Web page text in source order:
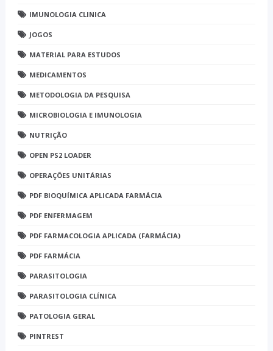
IMUNOLOGIA CLINICA
JOGOS
MATERIAL PARA ESTUDOS
MEDICAMENTOS
METODOLOGIA DA PESQUISA
MICROBIOLOGIA E IMUNOLOGIA
NUTRIÇÃO
OPEN PS2 LOADER
OPERAÇÕES UNITÁRIAS
PDF BIOQUÍMICA APLICADA FARMÁCIA
PDF ENFERMAGEM
PDF FARMACOLOGIA APLICADA (FARMÁCIA)
PDF FARMÁCIA
PARASITOLOGIA
PARASITOLOGIA CLÍNICA
PATOLOGIA GERAL
PINTREST